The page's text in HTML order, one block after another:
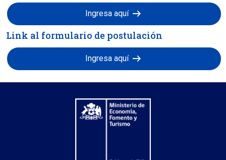
Ingresa aquí arrow_right_alt
Link al formulario de postulación
Ingresa aquí arrow_right_alt